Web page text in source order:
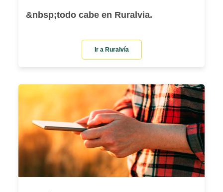
&nbsp;todo cabe en Ruralvia.
Ir a Ruralvía